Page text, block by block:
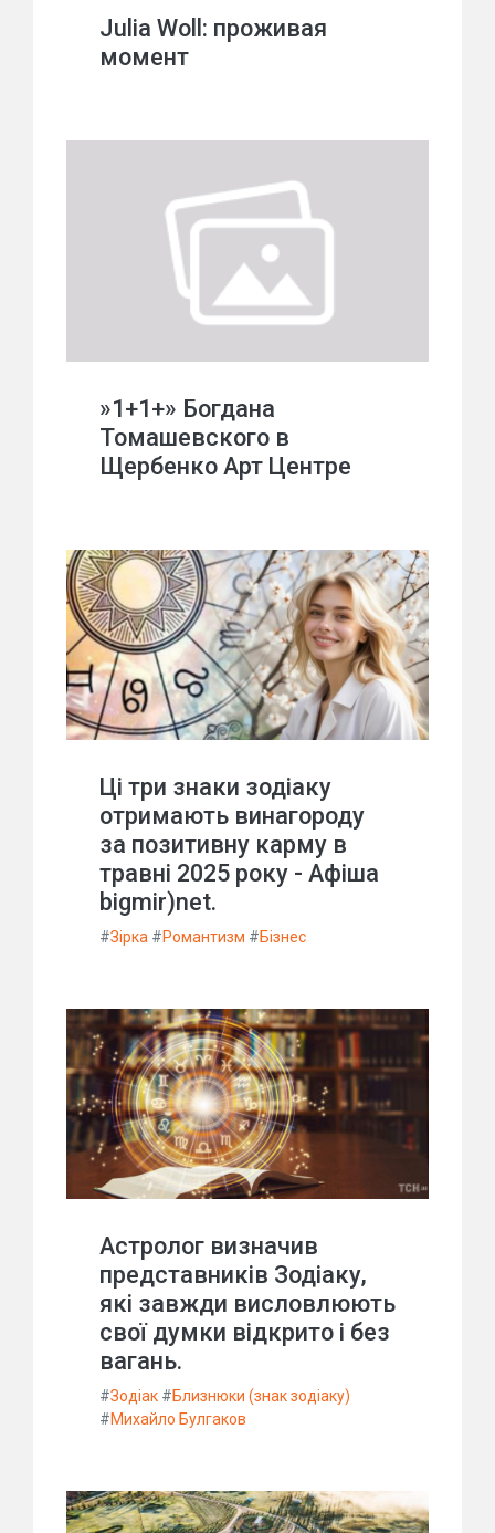
Julia Woll: проживая
момент
»1+1+» Богдана
Томашевского в
Щербенко Арт Центре
Ці три знаки зодіаку
отримають винагороду
за позитивну карму в
травні 2025 року - Афіша
bigmir)net.
#Зірка #Романтизм #Бізнес
Астролог визначив
представників Зодіаку,
які завжди висловлюють
свої думки відкрито і без
вагань.
#Зодіак #Близнюки (знак зодіаку)
#Михайло Булгаков